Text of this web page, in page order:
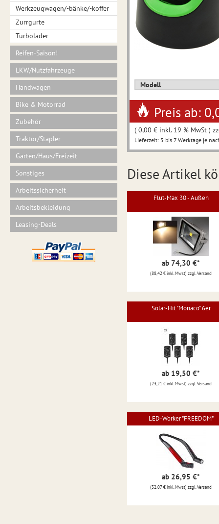
Werkzeugwagen/-bänke/-koffer
Zurrgurte
Turbolader
Reifen-Saison!
LKW/Nutzfahrzeuge
Handwagen
Bike & Motorrad
Zubehör
Traktor/Stapler
Garten/Haus/Freizeit
Sonstiges
Arbeitssicherheit
Arbeitsbekleidung
Leasing-Deals
Modell
Preis ab:
( 0,00 € inkl. 19 % MwSt )
Lieferzeit: 5 bis 7 Werktage je
Diese Artikel
Flut-Max 30 - Außen
ab 74,30 €*
(88,42 € inkl. Mwst) zzgl. Versand
Solar-Hit "Monaco" 6er
ab 19,50 €*
(23,21 € inkl. Mwst) zzgl. Versand
LED-Worker "FREEDOM"
ab 26,95 €*
(32,07 € inkl. Mwst) zzgl. Versand